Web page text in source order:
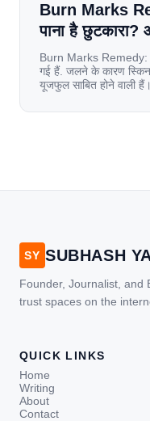
Burn Marks
पाना है
Burn Marks Remedy:
गई हैं. जलने के कारण
यूजफुल साबित होने वाली
[…]
SY SUBHASH
Founder, Journalist, and
trust spaces on the
QUICK LINKS
Home
Writing
About
Contact